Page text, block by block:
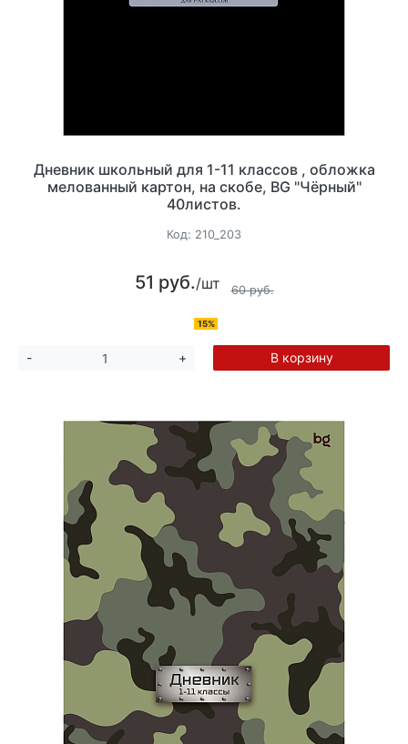
Дневник школьный для 1-11 классов , обложка
мелованный картон, на скобе, BG "Чёрный"
40листов.
Код: 210_203
51 руб./шт 60 руб.
15%
- + В корзину